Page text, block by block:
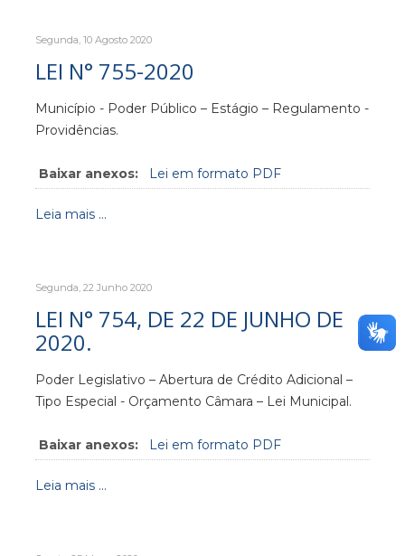
Segunda, 10 Agosto 2020
LEI N° 755-2020
Município - Poder Público – Estágio – Regulamento -
Providências.
Baixar anexos: Lei em formato PDF
Leia mais ...
Segunda, 22 Junho 2020
LEI N° 754, DE 22 DE JUNHO DE
2020.
Poder Legislativo – Abertura de Crédito Adicional –
Tipo Especial - Orçamento Câmara – Lei Municipal.
Baixar anexos: Lei em formato PDF
Leia mais ...